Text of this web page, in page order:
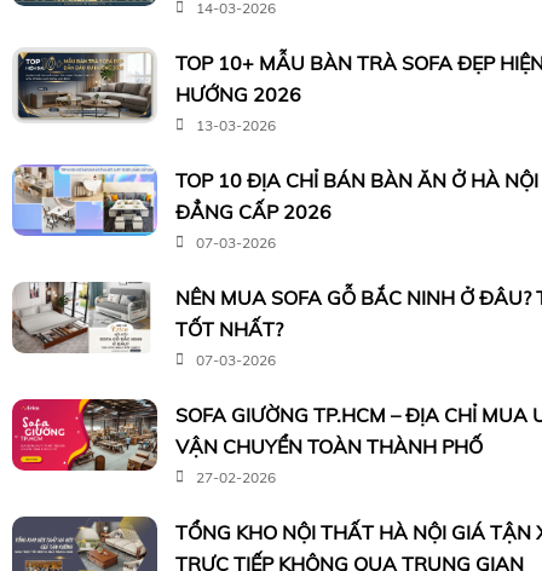
14-03-2026
TOP 10+ MẪU BÀN TRÀ SOFA ĐẸP
HƯỚNG 2026
13-03-2026
TOP 10 ĐỊA CHỈ BÁN BÀN ĂN Ở HÀ
ĐẲNG CẤP 2026
07-03-2026
NÊN MUA SOFA GỖ BẮC NINH Ở ĐÂU?
TỐT NHẤT?
07-03-2026
SOFA GIƯỜNG TP.HCM – ĐỊA CHỈ MUA
VẬN CHUYỂN TOÀN THÀNH PHỐ
27-02-2026
TỔNG KHO NỘI THẤT HÀ NỘI GIÁ TẬN
TRỰC TIẾP KHÔNG QUA TRUNG GIAN